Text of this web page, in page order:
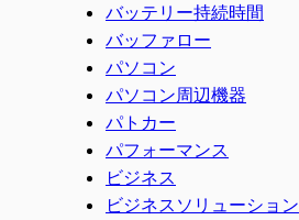
バッテリー持続時間
バッファロー
パソコン
パソコン周辺機器
パトカー
パフォーマンス
ビジネス
ビジネスソリューション